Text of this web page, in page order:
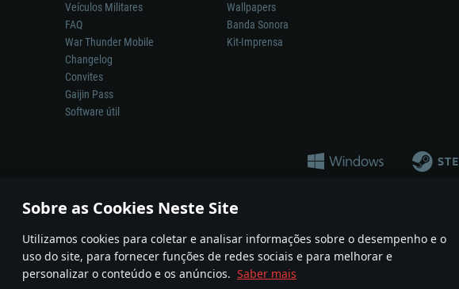
Sobre as Cookies Neste Site
Utilizamos cookies para coletar e analisar informações sobre o desempenho e o
uso do site, para fornecer funções de redes sociais e para melhorar e
personalizar o conteúdo e os anúncios. Saber mais
Veículos Militares
FAQ
War Thunder Mobile
Changelog
Convites
Gaijin Pass
Software útil
Wallpapers
Banda Sonora
Kit-Imprensa
A reprodução de qualquer sistema de armas ou veículo neste jogo não significa
© 2011—2026 Gaijin Games Kft. All trademarks, logos and brand names are the property
Termos e condições Termos de Serviço